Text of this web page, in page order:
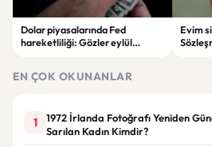
Dolar piyasalarında Fed
hareketliliği: Gözler eylül
Evim
EN ÇOK OKUNANLAR
1
1972 İrlanda Fotoğrafı Yeniden
Sarılan Kadın Kimdir?